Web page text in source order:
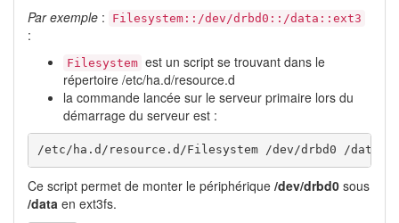
Par exemple : Filesystem::/dev/drbd0::/data::ext3
:
Filesystem est un script se trouvant dans le
répertoire /etc/ha.d/resource.d
la commande lancée sur le serveur primaire lors du
démarrage du serveur est :
/etc/ha.d/resource.d/Filesystem /dev/drbd0 /data
Ce script permet de monter le périphérique /dev/drbd0 sous
/data en ext3fs.